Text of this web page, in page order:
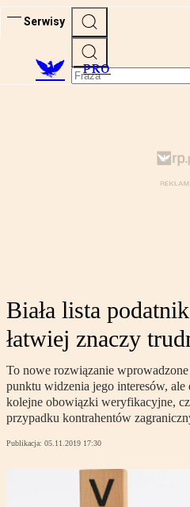
Serwisy
PRO
Biała lista
łatwiej znaczy
To nowe rozwiązanie
punktu widzenia jego interesów,
kolejne obowiązki weryfikacyjne,
przypadku kontrahentów
Publikacja: 05.11.2019 17:30